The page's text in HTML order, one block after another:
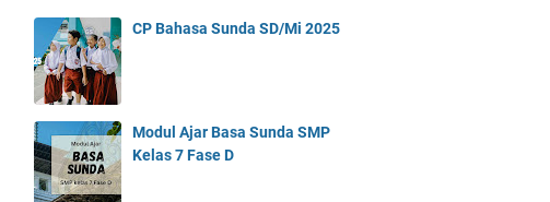
CP Bahasa Sunda SD/Mi 2025
Modul Ajar Basa Sunda SMP
Kelas 7 Fase D